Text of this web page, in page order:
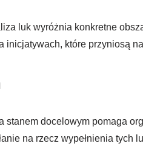
luk wyróżnia konkretne
które przyniosą
stanem docelowym pomaga
na rzecz wypełnienia tych